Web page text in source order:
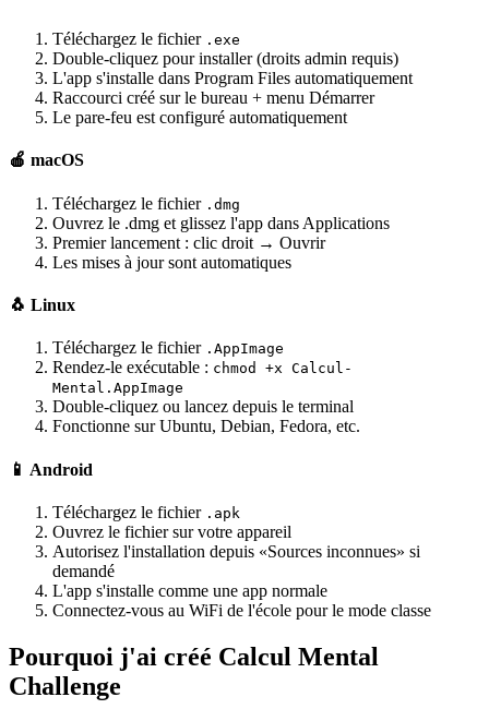
Téléchargez le fichier .exe
Double-cliquez pour installer (droits admin requis)
L'app s'installe dans Program Files automatiquement
Raccourci créé sur le bureau + menu Démarrer
Le pare-feu est configuré automatiquement
🍎 macOS
Téléchargez le fichier .dmg
Ouvrez le .dmg et glissez l'app dans Applications
Premier lancement : clic droit → Ouvrir
Les mises à jour sont automatiques
🐧 Linux
Téléchargez le fichier .AppImage
Rendez-le exécutable : chmod +x Calcul-
Mental.AppImage
Double-cliquez ou lancez depuis le terminal
Fonctionne sur Ubuntu, Debian, Fedora, etc.
📱 Android
Téléchargez le fichier .apk
Ouvrez le fichier sur votre appareil
Autorisez l'installation depuis «Sources inconnues» si
demandé
L'app s'installe comme une app normale
Connectez-vous au WiFi de l'école pour le mode classe
Pourquoi j'ai créé Calcul Mental
Challenge